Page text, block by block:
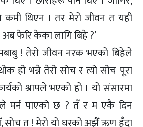
कमी थिएन । तर मेरो जीवन त यही
फेरि केका लागि बिहे ?’
! तेरो जीवन नरक भएको बिहेले
हो भन्ने तेरो सोच र त्यो सोच पूरा
श्रापले भएको हो । यो संसारमा
मर्न पाएको छ ? तँ र म एकै दिन
सोच त ! मेरो यो घरको अझैँ ऋण हुँदा